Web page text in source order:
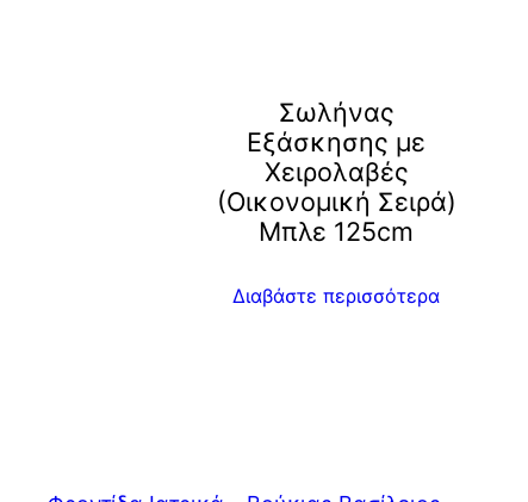
Σωλήνας
Εξάσκησης με
Χειρολαβές
(Οικονομική Σειρά)
Μπλε 125cm
Διαβάστε περισσότερα